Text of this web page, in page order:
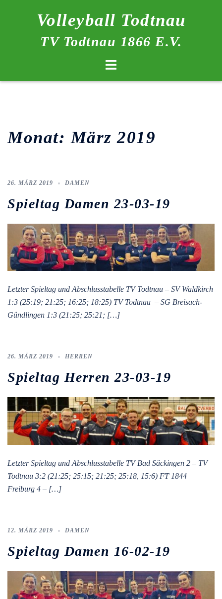
Volleyball Todtnau
TV Todtnau 1866 E.V.
Menü
umschalten
Monat:März 2019
26. MÄRZ 2019 DAMEN
Spieltag Damen 23-03-19
Letzter Spieltag und Abschlusstabelle TV Todtnau – SV Waldkirch
1:3 (25:19; 21:25; 16:25; 18:25) TV Todtnau – SG Breisach-
Gündlingen 1:3 (21:25; 25:21; […]
26. MÄRZ 2019 HERREN
Spieltag Herren 23-03-19
Letzter Spieltag und Abschlusstabelle TV Bad Säckingen 2 – TV
Todtnau 3:2 (21:25; 25:15; 21:25; 25:18, 15:6) FT 1844
Freiburg 4 – […]
12. MÄRZ 2019 DAMEN
Spieltag Damen 16-02-19